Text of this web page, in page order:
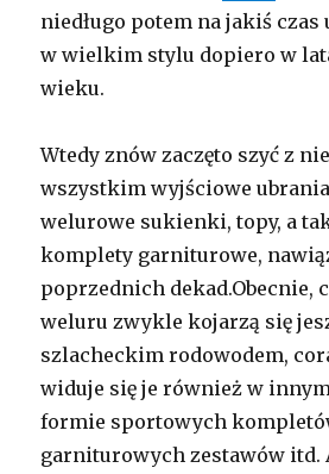
niedługo potem na jakiś czas
w wielkim stylu dopiero w
wieku.
Wtedy znów zaczęto szyć z
wszystkim wyjściowe
welurowe sukienki, topy, a
komplety garniturowe,
poprzednich dekad.Obecnie,
weluru zwykle kojarzą się
szlacheckim rodowodem,
widuje się je również w
formie sportowych
garniturowych zestawów itd.